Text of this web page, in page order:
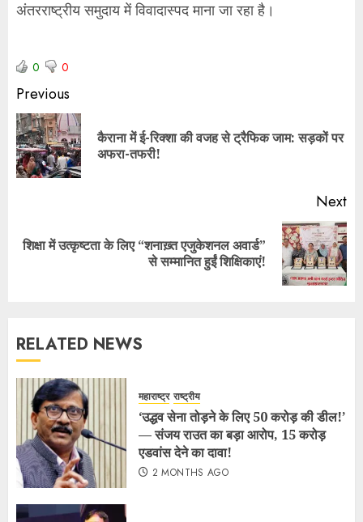
अंतरराष्ट्रीय समुदाय में विवादास्पद माना जा रहा है।
0 0
Previous
कैराना में ई-रिक्शा की वजह से ट्रैफिक जाम: सड़कों पर
अफरा-तफरी!
Next
शिक्षा में उत्कृष्टता के लिए “शनाख़्त एजुकेशनल अवार्ड”
से सम्मानित हुईं शिक्षिकाएं!
RELATED NEWS
महाराष्ट्र राष्ट्रीय
‘उद्धव सेना तोड़ने के लिए 50 करोड़ की डील!’
— संजय राउत का बड़ा आरोप, 15 करोड़
एडवांस देने का दावा!
2 MONTHS AGO